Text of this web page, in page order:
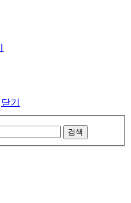
닫기
검색